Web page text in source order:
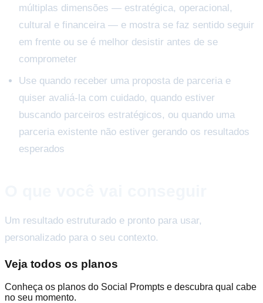
múltiplas dimensões — estratégica, operacional,
cultural e financeira — e mostra se faz sentido seguir
em frente ou se é melhor desistir antes de se
comprometer
Use quando receber uma proposta de parceria e
quiser avaliá-la com cuidado, quando estiver
buscando parceiros estratégicos, ou quando uma
parceria existente não estiver gerando os resultados
esperados
Um resultado estruturado e pronto para usar,
personalizado para o seu contexto.
Veja todos os planos
Conheça os planos do Social Prompts e descubra qual cabe
no seu momento.